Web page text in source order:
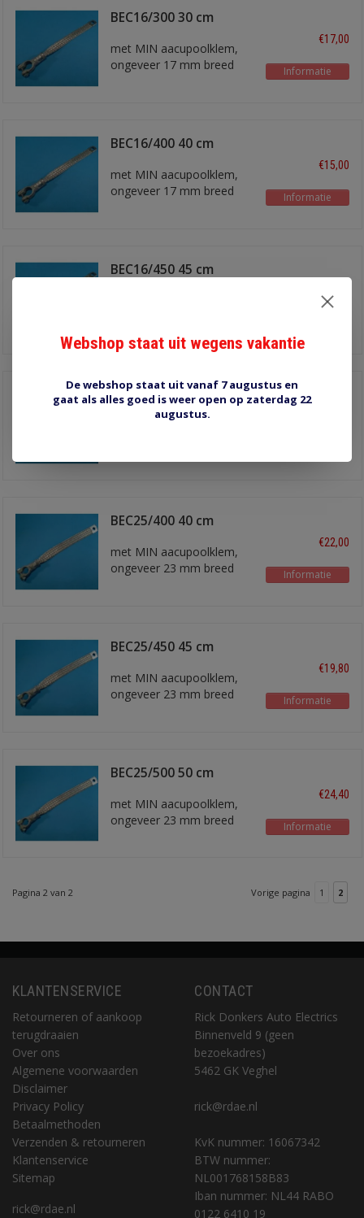
BEC16/300 30 cm
met MIN aacupoolklem,
ongeveer 17 mm breed
€17,00
Informatie
BEC16/400 40 cm
met MIN aacupoolklem,
ongeveer 17 mm breed
€15,00
Informatie
BEC16/450 45 cm
BEC25/300 30 cm
BEC25/400 40 cm
met MIN aacupoolklem,
ongeveer 23 mm breed
€22,00
Informatie
BEC25/450 45 cm
met MIN aacupoolklem,
ongeveer 23 mm breed
€19,80
Informatie
BEC25/500 50 cm
met MIN aacupoolklem,
ongeveer 23 mm breed
€24,40
Informatie
Pagina 2 van 2 Vorige pagina 1 2
KLANTENSERVICE
Retourneren of aankoop
terugdraaien
Over ons
Algemene voorwaarden
Disclaimer
Privacy Policy
Betaalmethoden
Verzenden & retourneren
Klantenservice
Sitemap
rick@rdae.nl
CONTACT
Rick Donkers Auto Electrics
Binnenveld 9 (geen
bezoekadres)
5462 GK Veghel
rick@rdae.nl
KvK nummer: 16067342
BTW nummer:
NL001768158B83
Iban nummer: NL44 RABO
0122 6410 19
Webshop staat uit wegens vakantie
De webshop staat uit vanaf 7 augustus en
gaat als alles goed is weer open op zaterdag 22
augustus.